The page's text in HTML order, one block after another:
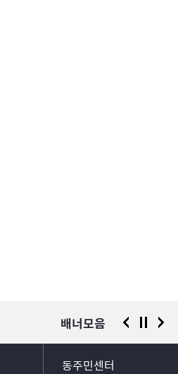
배너모음
금천구 자원봉사센터
동주민센터